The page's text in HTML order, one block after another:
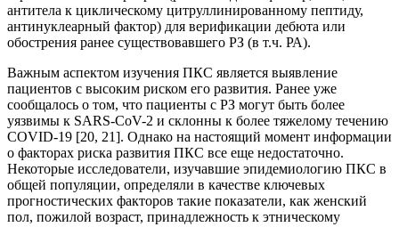
антитела к циклическому цитруллинированному пептиду,
антинуклеарный фактор) для верификации дебюта или
обострения ранее существовавшего РЗ (в т.ч. РА).
Важным аспектом изучения ПКС является выявление
пациентов с высоким риском его развития. Ранее уже
сообщалось о том, что пациенты с РЗ могут быть более
уязвимы к SARS-CoV-2 и склонны к более тяжелому течению
COVID-19 [20, 21]. Однако на настоящий момент информации
о факторах риска развития ПКС все еще недостаточно.
Некоторые исследователи, изучавшие эпидемиологию ПКС в
общей популяции, определяли в качестве ключевых
прогностических факторов такие показатели, как женский
пол, пожилой возраст, принадлежность к этническому